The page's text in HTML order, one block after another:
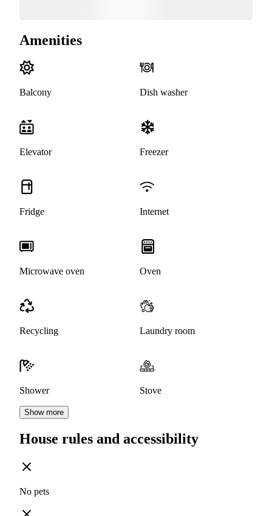
Amenities
Balcony Dish washer
Elevator Freezer
Fridge Internet
Microwave oven Oven
Recycling Laundry room
Shower Stove
Show more
House rules and accessibility
No pets